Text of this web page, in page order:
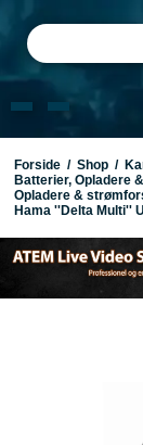
Forside / Shop /
Batterier, Opladere
Opladere &
Hama ''Delta Multi''